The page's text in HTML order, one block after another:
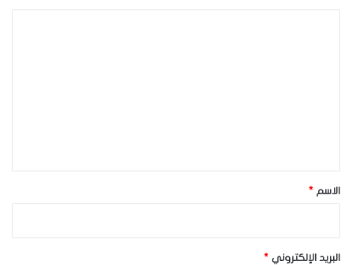
*الاسم *
البريد الإلكتروني *